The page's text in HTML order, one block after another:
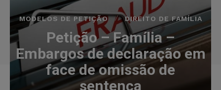
MODELOS DE PETIÇÃO DIREITO DE FAMÍLIA
Petição – Família –
Embargos de declaração em
face de omissão de
sentença